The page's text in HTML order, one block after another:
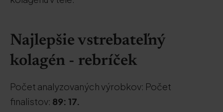
Najlepšie vstrebateľný
kolagén - rebríček
Počet analyzovaných výrobkov: Počet
finalistov: 89: 17.